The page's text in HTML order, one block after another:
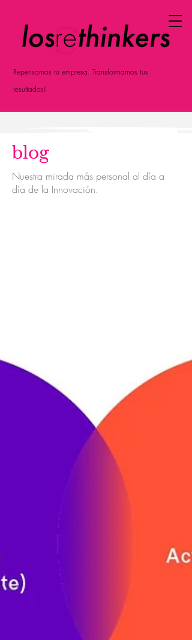
Repensamos tu empresa. Transformamos tus
resultados!
blog
Nuestra mirada más personal al día a
día de la Innovación.